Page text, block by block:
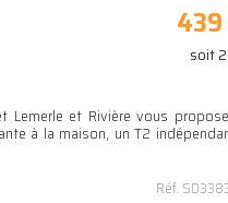
Lemerle et Rivière vous
à la maison, un T2
Réf.
soit